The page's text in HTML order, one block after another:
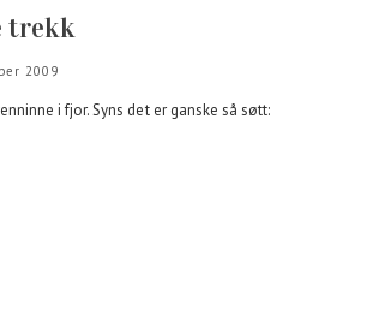
trekk
2009
i fjor. Syns det er ganske så søtt: